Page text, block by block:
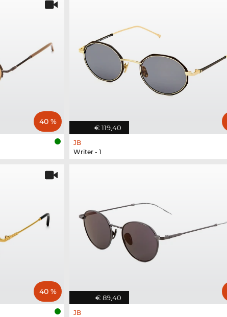
40 %
€ 119,40
JB
Writer - 1
40 %
€ 89,40
JB